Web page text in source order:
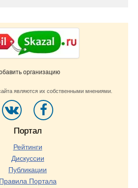
организацию
являются их собственными мнениями.
Портал
Рейтинги
Дискуссии
Публикации
Правила Портала